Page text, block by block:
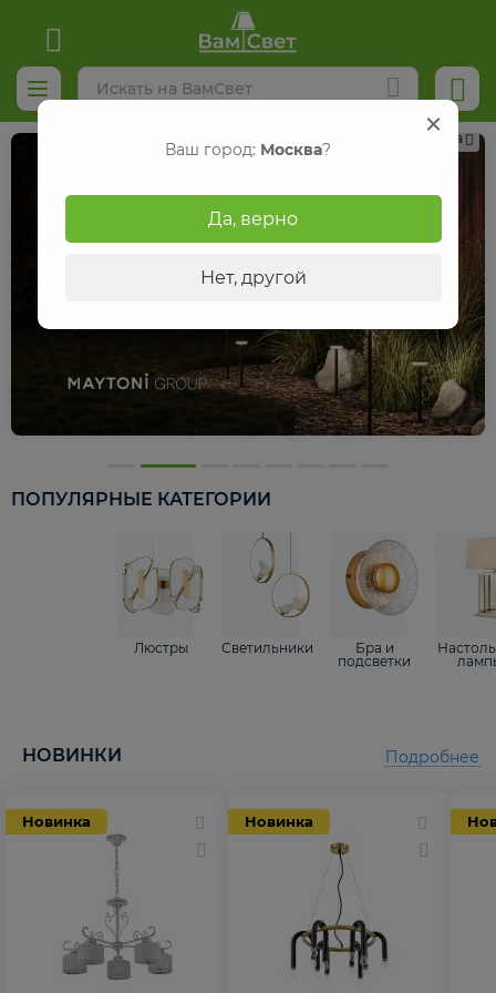
Реклама
ПОПУЛЯРНЫЕ КАТЕГОРИИ
Люстры Светильники
Бра и
подсветки
НОВИНКИ
Новинка Новинка
Подробнее
Ваш город: Москва?
Да, верно
Нет, другой